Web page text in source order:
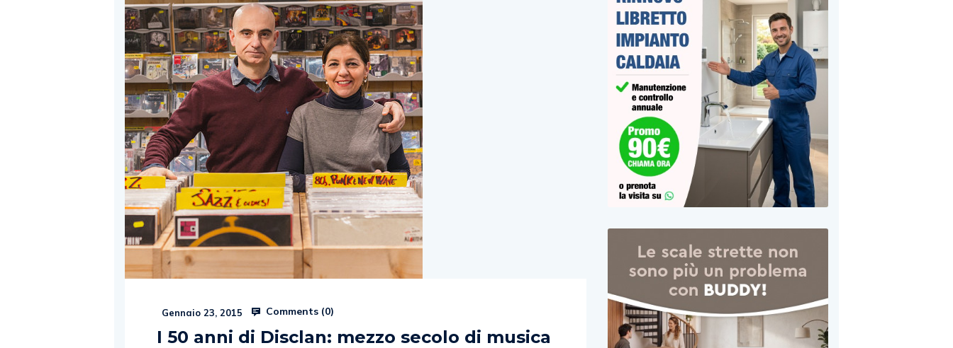
Gennaio 23, 2015 Comments (0)
I 50 anni di Disclan: mezzo secolo di musica